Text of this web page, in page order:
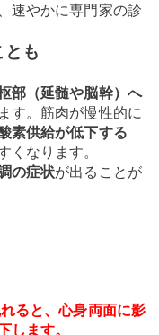
速やかに専門家の診
とも
部（延髄や脳幹）へ
す。筋肉が慢性的に
素供給が低下する
くなります。
の症状が出ることが
ると、心身両面に影
します。